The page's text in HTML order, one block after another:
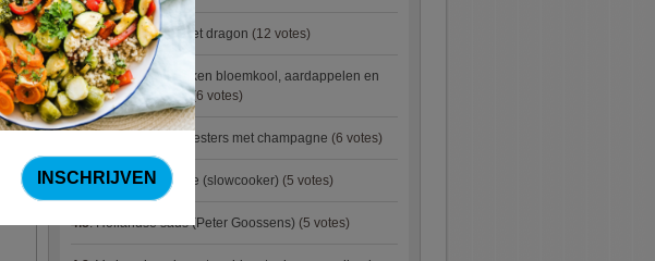
4.8:Gestoofde kip met dragon (12 votes)
4.8:Zalm met gebakken bloemkool, aardappelen en
spek (Jeroen Meus)(6 votes)
Gegratineerde oesters met champagne (6 votes)
4.8:Linzenbolognese (slowcooker) (5 votes)
4.8:Hollandse saus (Peter Goossens) (5 votes)